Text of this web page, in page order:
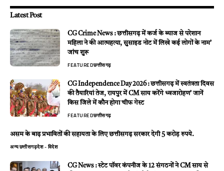
Latest Post
CG Crime News : छत्तीसगढ़ में कर्ज के ब्याज से परेशान
महिला ने की आत्महत्या, सुसाइड नोट में लिखे कई लोगों के नाम’
जांच शुरू
FEATUREDछत्तीसगढ़
CG Independence Day 2026 : छत्तीसगढ़ में स्वतंत्रता दिवस
की तैयारियां तेज, रायपुर में CM साय करेंगे ध्वजारोहण’ जानें
किस जिले में कौन होगा चीफ गेस्ट
FEATUREDछत्तीसगढ़
असम के बाढ़ प्रभावितों की सहायता के लिए छत्तीसगढ़ सरकार देगी 5 करोड़ रुपये.
अन्यछत्तीसगढ़देश - विदेश
CG News : स्टेट पॉवर कंपनीज के 12 संगठनों ने CM साय से